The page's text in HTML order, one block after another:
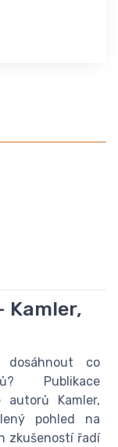
Kamler,
dosáhnout co
Publikace
Kamler,
pohled na
zkušeností řadí